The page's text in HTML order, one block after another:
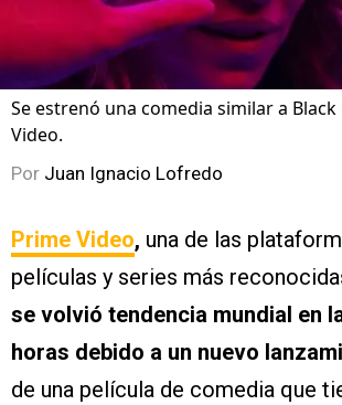
Se estrenó una comedia similar a
Video.
Por Juan Ignacio Lofredo
Prime Video, una de las
películas y series más
se volvió tendencia mundial en
horas debido a un nuevo
de una película de comedia que